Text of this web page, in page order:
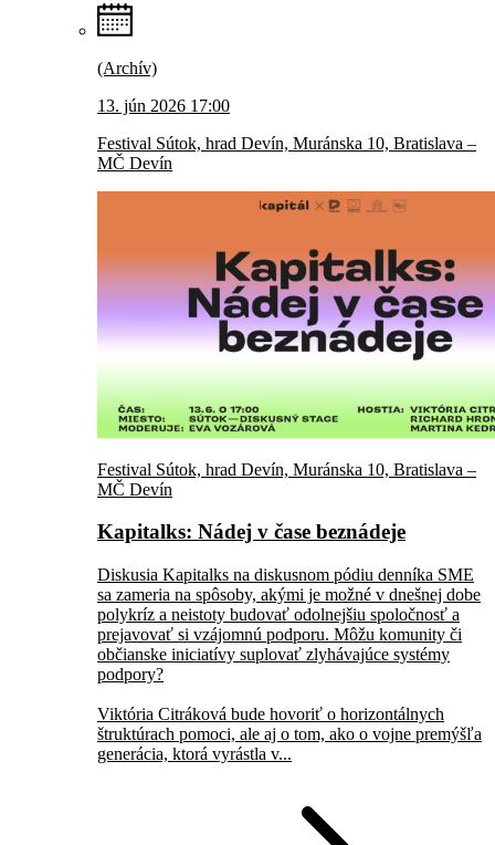
(Archív)
13. jún 2026 17:00
Festival Sútok, hrad Devín, Muránska 10, Bratislava –
MČ Devín
Festival Sútok, hrad Devín, Muránska 10, Bratislava –
MČ Devín
Kapitalks: Nádej v čase beznádeje
Diskusia Kapitalks na diskusnom pódiu denníka SME
sa zameria na spôsoby, akými je možné v dnešnej dobe
polykríz a neistoty budovať odolnejšiu spoločnosť a
prejavovať si vzájomnú podporu. Môžu komunity či
občianske iniciatívy suplovať zlyhávajúce systémy
podpory?
Viktória Citráková bude hovoriť o horizontálnych
štruktúrach pomoci, ale aj o tom, ako o vojne premýšľa
generácia, ktorá vyrástla v...